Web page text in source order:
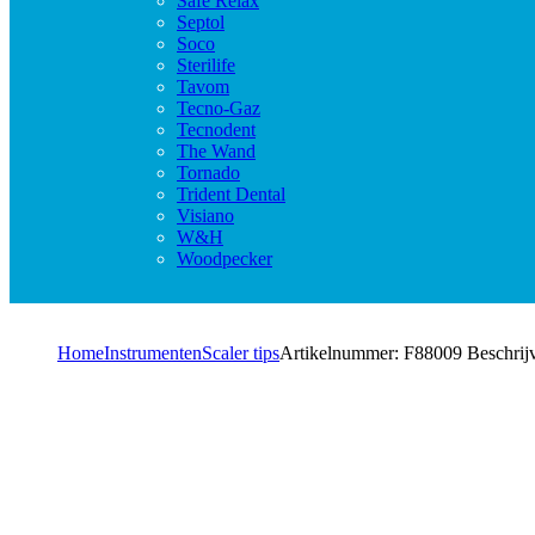
Septol
Soco
Sterilife
Tavom
Tecno-Gaz
Tecnodent
The Wand
Tornado
Trident Dental
Visiano
W&H
Woodpecker
HomeInstrumentenScaler tipsArtikelnummer: F88009